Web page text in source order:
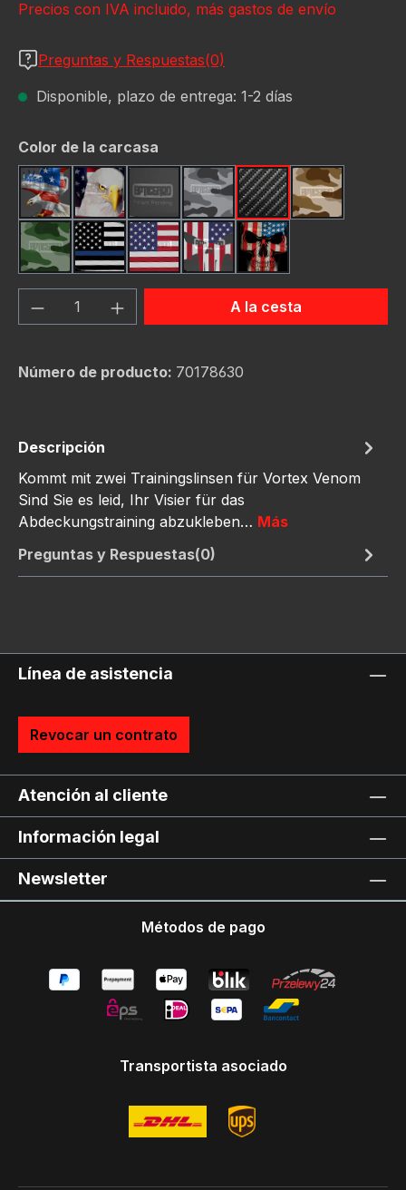
Precios con IVA incluido, más gastos de envío
Preguntas y Respuestas(0)
Disponible, plazo de entrega: 1-2 días
Seleccione
Color de la carcasa
American EagleBald Eagle American Flag
Black Camo GreyCarbon Fiber Black
Desert
Green Hunting Camouflag
Thin Blue Line Flag
USA Flag New
Us Flag SkullUs Flag Skull #2
Cantidad del producto: introduce la
A la cesta
Número de producto: 70178630
Descripción
Kommt mit zwei Trainingslinsen für Vortex Venom
Sind Sie es leid, Ihr Visier für das
Abdeckungstraining abzukleben… Más
Preguntas y Respuestas(0)
Línea de asistencia
Revocar un contrato
Atención al cliente
Información legal
Newsletter
Métodos de pago
Transportista asociado